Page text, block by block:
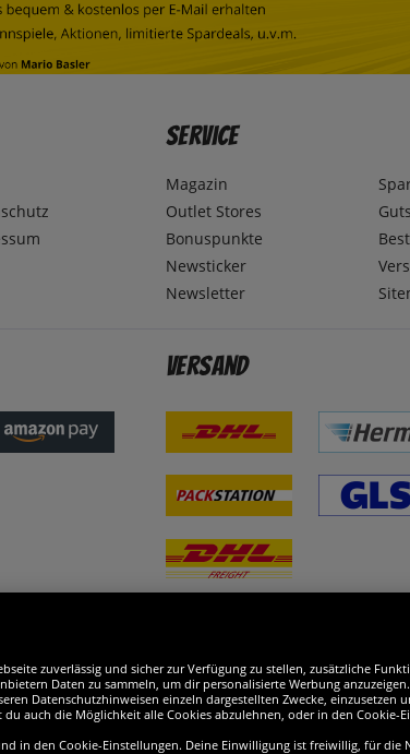
Service
Magazin
Outlet Stores
Bonuspunkte
Newsticker
Newsletter
Versand
zuverlässig und sicher zur Verfügung zu stellen, zusätzliche
Daten zu sammeln, um dir personalisierte Werbung
Datenschutzhinweisen einzeln dargestellten Zwecke,
auch die Möglichkeit alle Cookies abzulehnen, oder in den Cookie-
in den Cookie-Einstellungen. Deine Einwilligung ist freiwillig, für die